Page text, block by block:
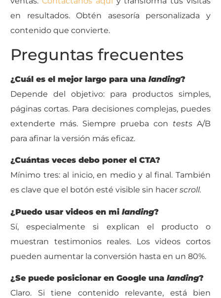
en resultados. Obtén asesoría personalizada y
contenido que convierte.
Preguntas frecuentes
¿Cuál es el mejor largo para una landing?
Depende del objetivo: para productos simples,
páginas cortas. Para decisiones complejas, puedes
extenderte más. Siempre prueba con tests A/B
para afinar la versión más eficaz.
¿Cuántas veces debo poner el CTA?
Mínimo tres: al inicio, en medio y al final. También
es clave que el botón esté visible sin hacer scroll.
¿Puedo usar videos en mi landing?
Sí, especialmente si explican el producto o
muestran testimonios reales. Los videos cortos
pueden aumentar la conversión hasta en un 80%.
¿Se puede posicionar en Google una landing?
Claro. Si tiene contenido relevante, está bien